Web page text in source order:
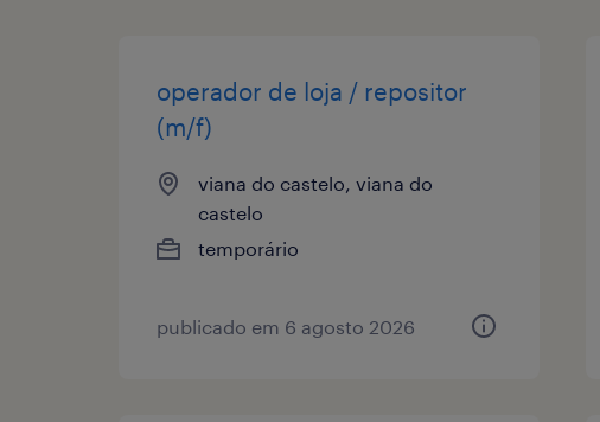
operador de loja / repositor
(m/f)
viana do castelo, viana do
castelo
temporário
publicado em 6 agosto 2026